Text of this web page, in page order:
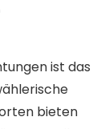
ist das
bieten